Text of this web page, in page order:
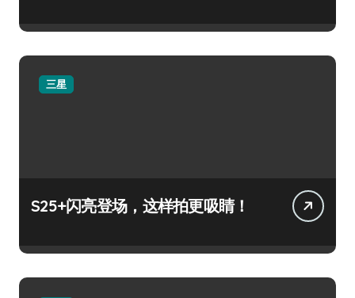
三星
S25+闪亮登场，这样拍更吸睛！